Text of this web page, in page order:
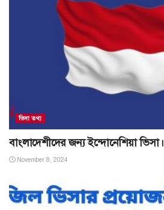
ভিসা তথ্য
বাংলাদেশীদের জন্য ইন্দোনেশিয়া ভিসা।
November 8, 2024